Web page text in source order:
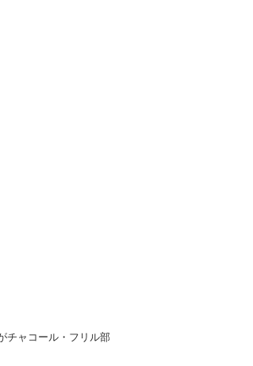
チャコール・フリル部